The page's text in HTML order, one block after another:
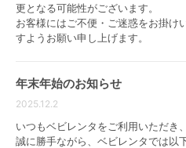
と良いでしょう。
・サイズ
・収納棚があるか
・移動性（キャスター付・折
・生産国（日本製・海外製）
・PSCマーク(国が定めた安
更となる可能性がございます。
お客様にはご不便・ご迷惑をお掛け
すようお願い申し上げます。
年末年始のお知らせ
2025.12.2
いつもベビレンタをご利用いただき
誠に勝手ながら、ベビレンタでは以